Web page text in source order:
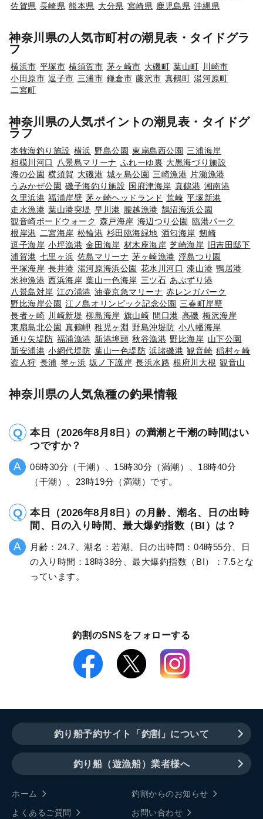
佐賀県 長崎県 熊本県 大分県 宮崎県 鹿児島県 沖縄県
神奈川県の人気市町村の潮見表・タイドグラ
フ
横浜市 平塚市 横須賀市 茅ヶ崎市 大磯町 葉山町
川崎市
小田原市 逗子市 三浦市 鎌倉市 藤沢市 真鶴町 湯河原町
二宮町
神奈川県の人気ポイントの潮見表・タイドグ
ラフ
本牧海釣り施設 横浜 野島公園 東扇島西公園 三浦海岸
相模川河口
八景島マリーナ ふれーゆ裏 大黒海づり施設
海の公園 横須賀 大磯港 城ヶ島公園 三崎漁港 片瀬漁港
うみかぜ公園 磯子海釣り施設 国府津海岸 真鶴港 湘南港
久里浜港 福浦岸壁 茅ヶ崎ヘッドランド 荒崎 平塚新港
走水漁港 葉山港突堤 早川港 腰越漁港 鵠沼海浜公園
観音崎ボードウォーク 森戸海岸 海辺つり公園 臨港パーク
根岸港 二宮海岸 松輪港 杉田臨海緑地 酒匂海岸 剱崎
逗子海岸 小坪漁港 金田海岸 材木座海岸 芝崎海岸 旧吉田邸下
浦賀港 七里ヶ浜 佐島マリーナ 茅ヶ崎漁港 浮島つり園
平塚海岸 長井港 湯河原海浜公園 花水川河口 漆山港 鴨居港
米神漁港 西浜海岸 葉山一色海岸 三ツ石 あぶずり港
八景島対岸 江の浦港 油壷京急マリーナ 赤レンガパーク
野比海岸公園 江ノ島オリンピック記念公園 三春町岸壁
長者ヶ崎 川崎新堤 柳島海岸 旗山崎 間口港 高磯 梅沢海岸
東扇島北公園 真鶴岬 稚児ヶ淵 野島沖堤防 小八幡海岸
通り矢堤防 福浦漁港 新港埠頭 秋谷漁港 野比海岸 山下公園
新安浦港 小網代堤防 葉山一色堤防 浜諸磯港 観音崎 稲村ヶ崎
盗人狩 長浦 琴ヶ浜 坂ノ下護岸 長浜水路 根府川大根 観音山
神奈川県の人気魚種の釣果情報
本日（2026年8月8日）の満潮と干潮の時間はい
つですか？
06時30分（干潮）、15時30分（満潮）、18時40分
（干潮）、23時19分（満潮）です。
本日（2026年8月8日）の月齢、潮名、日の出時
間、日の入り時間、最大爆釣指数（BI）は？
月齢：24.7、潮名：若潮、日の出時間：04時55分、日
の入り時間：18時38分、最大爆釣指数（BI）：7.5とな
っています。
釣割のSNSをフォローする
釣り船予約サイト「釣割」について
釣り船（遊漁船）業者様へ
ホーム
釣割からのお知らせ
よくあるご質問
お問い合わせ